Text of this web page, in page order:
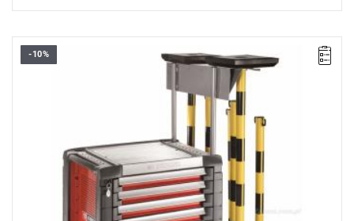
Waga: 19,44 kg
-10%